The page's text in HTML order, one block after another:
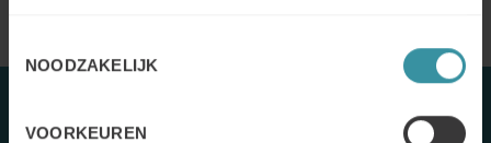
NOODZAKELIJK
VOORKEUREN